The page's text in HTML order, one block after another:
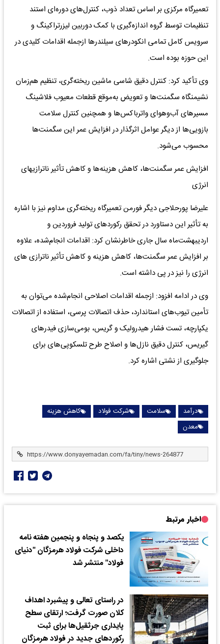
تعمیرگاه مرکزی بر اساس تعداد ذوب، کنترل‌های دوره‌ای استند
تنظیمات توسط گروه اندازه‌گیری با کمک دوربین لیزرتراکینگ و
سرویس کامل تمامی انکودرهای سیلندرها ازجمله اقدامات کلیدی در
این حوزه بوده است.
وی تأکید کرد: کنترل دقیق شاسی ماشین ریخته‌گری، تنظیم هم‌زمان
نشیمنگاه سگمنت‌ها و تعویض به‌موقع قطعات معیوب فلاشینگ
مسیرهای آب‌وهوای واترباکس‌ها و همچنین کنترل سلامت
بازویی‌ها از دیگر عوامل اثرگذار در افزایش عمر این سگمنت‌ها
محسوب می‌شود.
افزایش عمر سگمنت‌ها، کاهش هزینه‌ها و کاهش تأثیر ناترازی‎های
انرژی
علیرضا پورحلاجی دیگر فورمن تعمیرگاه ریخته‌گری مداوم نیز با اشاره
به تأثیر این دستاورد در تحقق رکوردهای تولید فروردین و
اردیبهشت‌ماه سال جاری خاطرنشان کرد: اقدامات انجام‌شده، علاوه
بر افزایش عمر سگمنت‌ها، کاهش هزینه و کاهش تأثیر ناترازی های
انرژی را نیز در پی داشته است.
وی در ادامه افزود: ازجمله اقدامات اصلاحی انجام‌شده می‌توان به
تأمین تیوب‌های استاندارد، حذف اتصالات پرسی، استفاده از اتصالات
یکپارچه، تست فشار هیدرولیک و گریس، بومی‌سازی فیدرهای
گیریس، کنترل دقیق نازل‌ها و اصلاح طرح تلسکوپی‌های برای
جلوگیری از نشتی اشاره کرد.
درآمد سلامت شرکت فولاد
کاهش هزینه
معدن
اخبار مرتبط
یکصد و پنجاه و پنجمین هفته نامه
داخلی شرکت فولاد هرمزگان "دنیای
فولاد" منتشر شد
در راستای تعالی و پیشبرد اهداف
کلان صورت گرفت؛ ارتقای سطح
پایداری جرثقیل‌ها برای ثبت
رکوردهای جدید در فولاد هرمزگان